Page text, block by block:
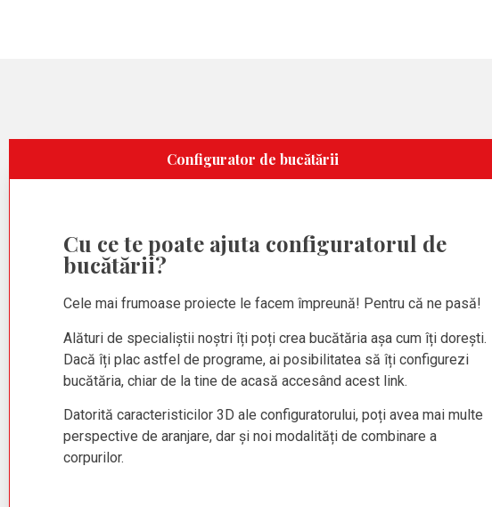
Configurator de bucătării
Cu ce te poate ajuta configuratorul de
bucătării?
Cele mai frumoase proiecte le facem împreună! Pentru că ne pasă!
Alături de specialiștii noștri îți poți crea bucătăria așa cum îți dorești.
Dacă îți plac astfel de programe, ai posibilitatea să îți configurezi
bucătăria, chiar de la tine de acasă accesând acest link.
Datorită caracteristicilor 3D ale configuratorului, poți avea mai multe
perspective de aranjare, dar și noi modalități de combinare a
corpurilor.